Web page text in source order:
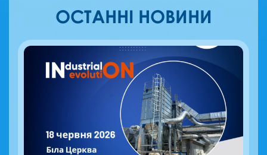
ОСТАННІ НОВИНИ